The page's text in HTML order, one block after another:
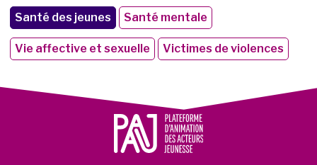
Santé des jeunes Santé mentale
Vie affective et sexuelle Victimes de violences